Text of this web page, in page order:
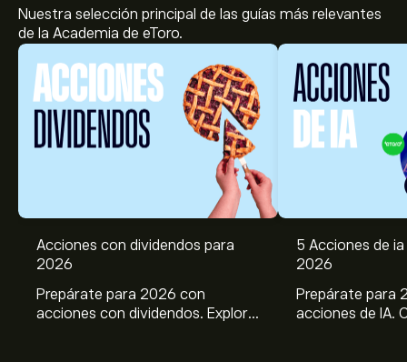
Nuestra selección principal de las guías más relevantes
de la Academia de eToro.
Acciones con dividendos para
2026
Prepárate para 2026 con
acciones con dividendos. Explora
5 Acciones de
2026
Prepárate para
acciones de IA.